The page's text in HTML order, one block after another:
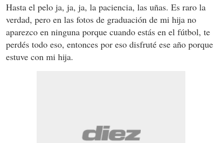
Hasta el pelo ja, ja, ja, la paciencia, las uñas. Es raro la
verdad, pero en las fotos de graduación de mi hija no
aparezco en ninguna porque cuando estás en el fútbol, te
perdés todo eso, entonces por eso disfruté ese año porque
estuve con mi hija.